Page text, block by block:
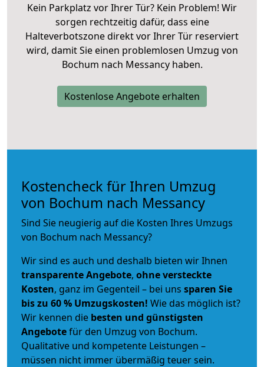
Kein Parkplatz vor Ihrer Tür? Kein Problem! Wir
sorgen rechtzeitig dafür, dass eine
Halteverbotszone direkt vor Ihrer Tür reserviert
wird, damit Sie einen problemlosen Umzug von
Bochum nach Messancy haben.
Kostenlose Angebote erhalten
Kostencheck für Ihren Umzug
von Bochum nach Messancy
Sind Sie neugierig auf die Kosten Ihres Umzugs
von Bochum nach Messancy?
Wir sind es auch und deshalb bieten wir Ihnen
transparente Angebote, ohne versteckte
Kosten, ganz im Gegenteil – bei uns sparen Sie
bis zu 60 % Umzugskosten! Wie das möglich ist?
Wir kennen die besten und günstigsten
Angebotefür den Umzug von Bochum.
Qualitative und kompetente Leistungen –
müssen nicht immer übermäßig teuer sein.